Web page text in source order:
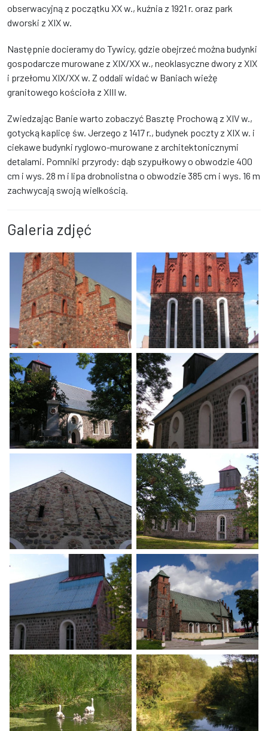
obserwacyjną z początku XX w., kuźnia z 1921 r. oraz park
dworski z XIX w.
Następnie docieramy do Tywicy, gdzie obejrzeć można budynki
gospodarcze murowane z XIX/XX w., neoklasyczne dwory z XIX
i przełomu XIX/XX w. Z oddali widać w Baniach wieżę
granitowego kościoła z XIII w.
Zwiedzając Banie warto zobaczyć Basztę Prochową z XIV w.,
gotycką kaplicę św. Jerzego z 1417 r., budynek poczty z XIX w. i
ciekawe budynki ryglowo-murowane z architektonicznymi
detalami. Pomniki przyrody: dąb szypułkowy o obwodzie 400
cm i wys. 28 m i lipa drobnolistna o obwodzie 385 cm i wys. 16 m
zachwycają swoją wielkością.
Galeria zdjęć
Szlak Równiny Wełtyńskiej Szlak Równiny Wełtyńskiej
Szlak Równiny Wełtyńskiej
Szlak Równiny Wełtyńskiej Szlak Równiny Wełtyńskiej
Szlak Równiny Wełtyńskiej Szlak Równiny Wełtyńskiej